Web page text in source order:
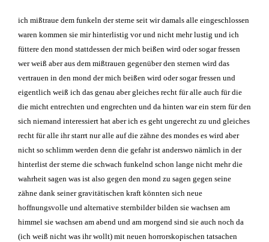
ich mißtraue dem funkeln der sterne seit wir damals alle eingeschlossen
waren kommen sie mir hinterlistig vor und nicht mehr lustig und ich
füttere den mond stattdessen der mich beißen wird oder sogar fressen
wer weiß aber aus dem mißtrauen gegenüber den sternen wird das
vertrauen in den mond der mich beißen wird oder sogar fressen und
eigentlich weiß ich das genau aber gleiches recht für alle auch für die
die micht entrechten und engrechten und da hinten war ein stern für den
sich niemand interessiert hat aber ich es geht ungerecht zu und gleiches
recht für alle ihr starrt nur alle auf die zähne des mondes es wird aber
nicht so schlimm werden denn die gefahr ist anderswo nämlich in der
hinterlist der sterne die schwach funkelnd schon lange nicht mehr die
wahrheit sagen was ist also gegen den mond zu sagen gegen seine
zähne dank seiner gravitätischen kraft könnten sich neue
hoffnungsvolle und alternative sternbilder bilden sie wachsen am
himmel sie wachsen am abend und am morgend sind sie auch noch da
(ich weiß nicht was ihr wollt) mit neuen horrorskopischen tatsachen